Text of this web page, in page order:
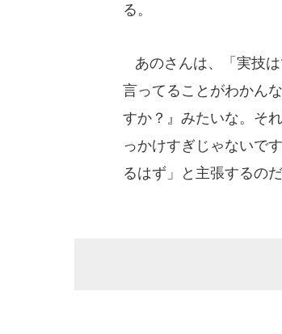
る。
あのさんは、「実技は
言ってることがわかん
すか？』みたいな。そ
っかけすぎじゃないで
るはず」と主張するのだ